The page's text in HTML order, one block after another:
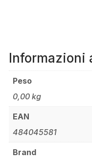
Informazioni
Peso
0,00 kg
EAN
484045581
Brand